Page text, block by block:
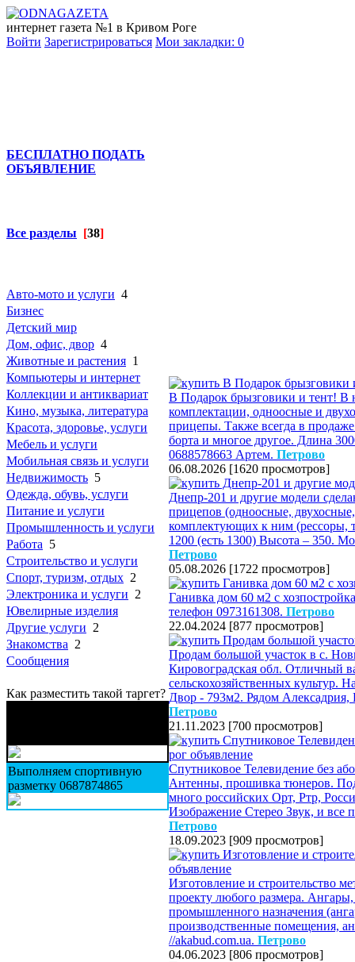
интернет газета №1 в Кривом Роге
Войти Зарегистрироваться Мои закладки: 0
БЕСПЛАТНО ПОДАТЬ
ОБЪЯВЛЕНИЕ
Все разделы [38]
Авто-мото и услуги 4
Бизнес
Детский мир
Дом, офис, двор 4
Животные и растения 1
Компьютеры и интернет
Коллекции и антиквариат
Кино, музыка, литература
Красота, здоровье, услуги
Мебель и услуги
Мобильная связь и услуги
Недвижимость 5
Одежда, обувь, услуги
Питание и услуги
Промышленность и услуги
Работа 5
Строительство и услуги
Спорт, туризм, отдых 2
Электроника и услуги 2
Ювелирные изделия
Другие услуги 2
Знакомства 2
Сообщения
Как разместить такой таргет?
Выполняем спортивную
разметку 0687874865
В Подарок брызговики и тент! В
комплектации, одноосные и
прицепы. Также всегда в
борта и многое другое. Длина
0688578663 Артем. Петрово
06.08.2026 [1620 просмотров]
Днепр-201 и другие модели
прицепов (одноосные,
комплектующих к ним (рессоры,
1200 (есть 1300) Высота – 350.
Петрово
05.08.2026 [1722 просмотров]
Ганивка дом 60 м2 с
телефон 0973161308. Петрово
22.04.2024 [877 просмотров]
Продам большой участок в с.
Кировоградская обл. Отличный
сельскохозяйственных культур.
Двор - 793м2. Рядом
Петрово
21.11.2023 [700 просмотров]
Спутниковое Телевидение без
Антенны, прошивка тюнеров.
много российских Орт, Ртр,
Изображение Стерео Звук, и все
Петрово
18.09.2023 [909 просмотров]
Изготовление и строительство
проекту любого размера.
промышленного назначения
производственные помещения,
//akabud.com.ua. Петрово
04.06.2023 [806 просмотров]